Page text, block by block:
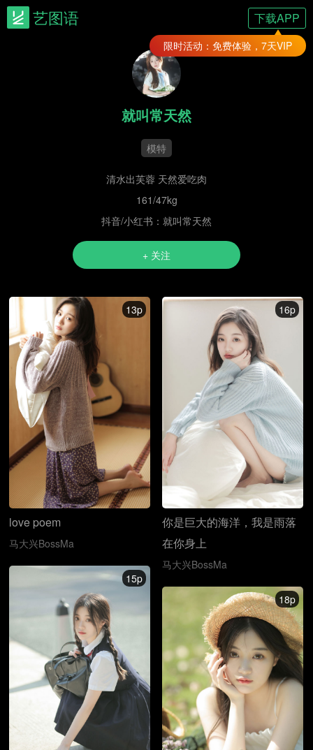
艺图语 下载APP
限时活动：免费体验，7天VIP
就叫常天然
模特
清水出芙蓉 天然爱吃肉
161/47kg
抖音/小红书：就叫常天然
+ 关注
13p
love poem
马大兴BossMa
16p
你是巨大的海洋，我是雨落
在你身上
马大兴BossMa
15p
18p